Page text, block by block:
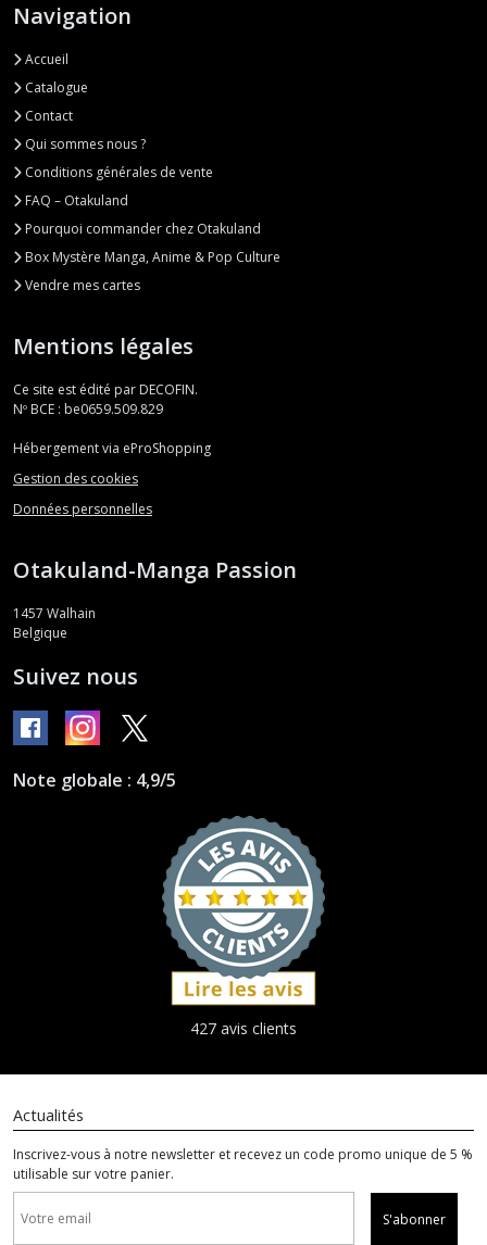
Afficher
les
résultats
Navigation
Accueil
Catalogue
Contact
Qui sommes nous ?
Conditions générales de vente
FAQ – Otakuland
Pourquoi commander chez Otakuland
Box Mystère Manga, Anime & Pop Culture
Vendre mes cartes
Mentions légales
Ce site est édité par DECOFIN.
Nº BCE : be0659.509.829
Hébergement via eProShopping
Gestion des cookies
Données personnelles
Otakuland-Manga Passion
1457 Walhain
Belgique
Suivez nous
Note globale : 4,9/5
427 avis clients
Actualités
Inscrivez-vous à notre newsletter et recevez un code promo unique de 5 %
utilisable sur votre panier.
S'abonner